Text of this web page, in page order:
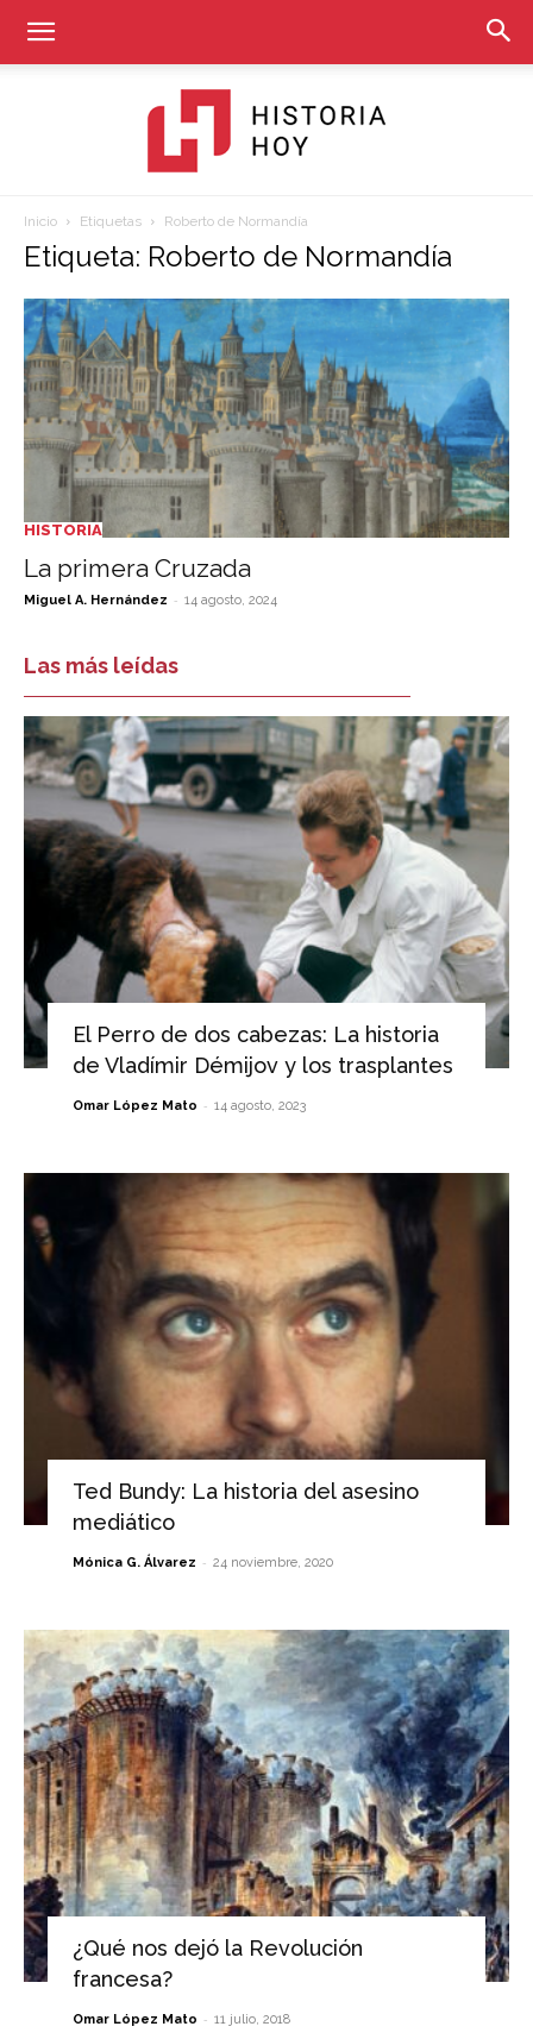
Historia
Hoy
Inicio Etiquetas Roberto de Normandía
Etiqueta: Roberto de Normandía
HISTORIA
La primera Cruzada
Miguel A. Hernández - 14 agosto, 2024
Las más leídas
El Perro de dos cabezas: La historia
de Vladímir Démijov y los trasplantes
Omar López Mato - 14 agosto, 2023
Ted Bundy: La historia del asesino
mediático
Mónica G. Álvarez - 24 noviembre, 2020
¿Qué nos dejó la Revolución
francesa?
Omar López Mato - 11 julio, 2018